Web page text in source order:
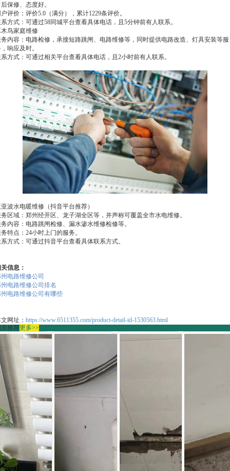
保修、态度好。
评价：评价5.0（满分），累计1229条评价。
方式：可通过58同城平台查看具体电话，且5分钟前有人联系。
鸟家庭维修
内容：电路检修，承接短路跳闸、电路维修等，同时提供电路改造、灯具安装等服
响应及时。
方式：可通过相关平台查看具体电话，且2小时前有人联系。
波水电暖维修（抖音平台推荐）
区域：郑州经开区、龙子湖全区等，并声称可覆盖全市水电维修。
内容：电路跳闸检修、漏水渗水维修检修等。
特点：24小时上门的服务。
方式：可通过抖音平台查看具体联系方式。
信息：
电路维修公司
电路维修公司排名
电路维修公司有哪些
网址： https://www.6511355.com/product-detail-id-1530563.html
推荐更多>>